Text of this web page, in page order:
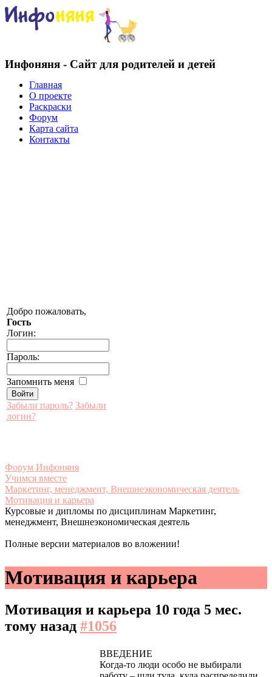
Инфоняня - Сайт для родителей и детей
Главная
О проекте
Раскраски
Форум
Карта сайта
Контакты
Добро пожаловать,
Гость
Логин:
Пароль:
Запомнить меня
Забыли пароль? Забыли
логин?
Форум Инфоняня
Учимся вместе
Маркетинг, менеджмент, Внешнеэкономическая деятель
Мотивация и карьера
Курсовые и дипломы по дисциплинам Маркетинг,
менеджмент, Внешнеэкономическая деятель
Полные версии материалов во вложении!
Мотивация и карьера
Мотивация и карьера 10 года 5 мес.
тому назад #1056
ВВЕДЕНИЕ
Когда-то люди особо не выбирали